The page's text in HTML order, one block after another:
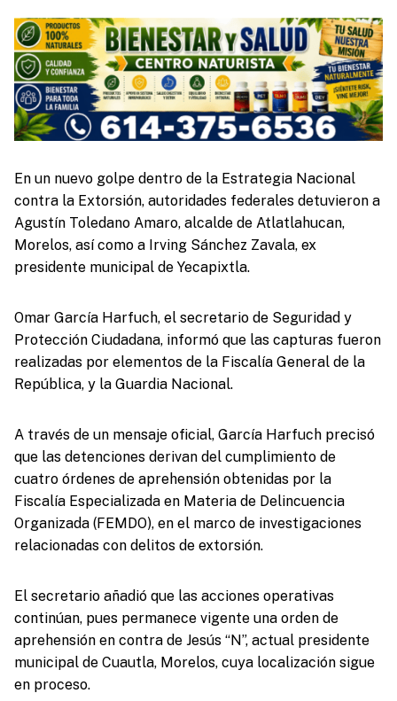
En un nuevo golpe dentro de la Estrategia Nacional
contra la Extorsión, autoridades federales detuvieron a
Agustín Toledano Amaro, alcalde de Atlatlahucan,
Morelos, así como a Irving Sánchez Zavala, ex
presidente municipal de Yecapixtla.
Omar García Harfuch, el secretario de Seguridad y
Protección Ciudadana, informó que las capturas fueron
realizadas por elementos de la Fiscalía General de la
República, y la Guardia Nacional.
A través de un mensaje oficial, García Harfuch precisó
que las detenciones derivan del cumplimiento de
cuatro órdenes de aprehensión obtenidas por la
Fiscalía Especializada en Materia de Delincuencia
Organizada (FEMDO), en el marco de investigaciones
relacionadas con delitos de extorsión.
El secretario añadió que las acciones operativas
continúan, pues permanece vigente una orden de
aprehensión en contra de Jesús “N”, actual presidente
municipal de Cuautla, Morelos, cuya localización sigue
en proceso.